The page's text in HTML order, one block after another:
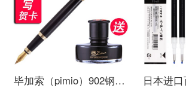
毕加索（pimio）902钢笔艺术签名笔美工笔弯头弯尖硬笔书法男士成人高档签字签名学生用商务定制刻字 纯黑金夹0.5mm直尖钢笔